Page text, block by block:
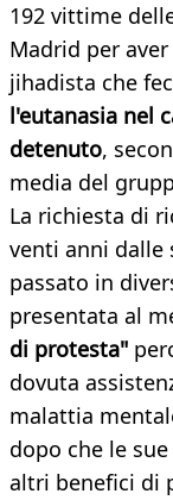
192 vittime
Madrid per
jihadista che
l'eutanasia nel
detenuto,
media del
La richiesta di
venti anni dalle
passato in
presentata al
di protesta"
dovuta
malattia
dopo che le
altri benefici di